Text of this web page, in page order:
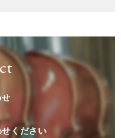
せ
ください